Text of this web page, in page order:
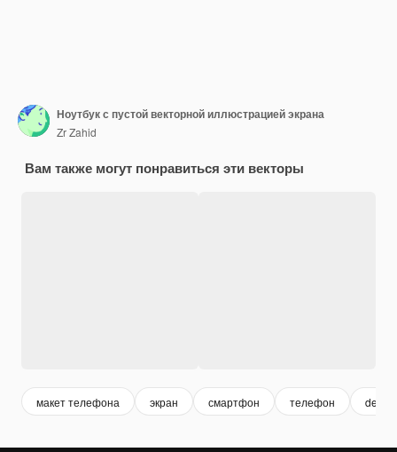
Ноутбук с пустой векторной иллюстрацией экрана
Zr Zahid
Вам также могут понравиться эти векторы
макет телефона экран смартфон телефон